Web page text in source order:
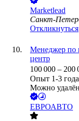
Marketlead
Санкт-
Откликнуться
Менеджер по
центр
100 000 – 200
Опыт 1-3 года
Можно
ЕВРОАВТО